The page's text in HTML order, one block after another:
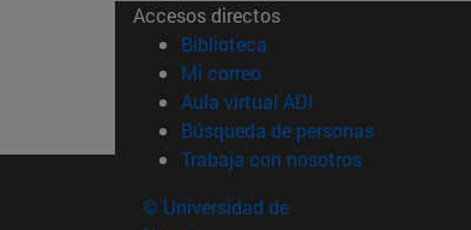
Accesos directos
Biblioteca (abre en nueva
Mi correo(abre en nueva ventana)
Aula virtual ADI (abre en nueva
Búsqueda de personas(abre en
Trabaja con nosotros(abre en
© Universidad de